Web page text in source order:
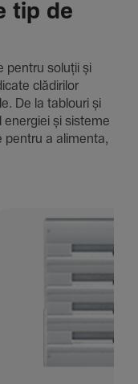
tip de
pentru soluții și
clădi­rilor
De la tablouri și
și sisteme
pentru a alimenta,